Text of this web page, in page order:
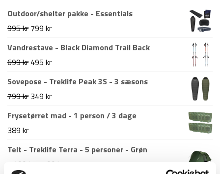
Outdoor/shelter pakke - Essentials
995kr Den
oprindelige
pris
995 kr.
799 krDen
aktuelle
799 kr.
Vandrestave - Black Diamond Trail Back
699kr Den
oprindelige
pris
699 kr.
495 krDen
aktuelle
495 kr.
Sovepose - Treklife Peak 3S - 3 sæsons
799kr Den
oprindelige
799 kr.
349 krDen
aktuelle
349 kr.
Frysetørret mad - 1 person / 3 dage
389 kr
Telt - Treklife Terra - 5 personer - Grøn
1.499 kr
Den
1.199 kr